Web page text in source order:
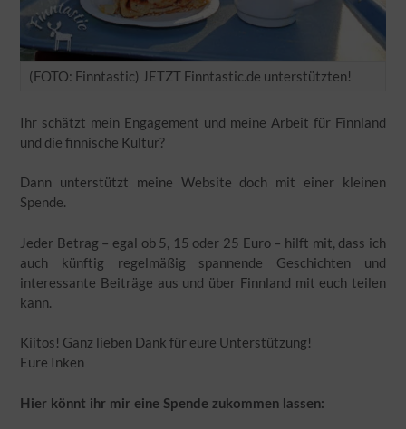
(FOTO: Finntastic) JETZT Finntastic.de unterstützten!
Ihr schätzt mein Engagement und meine Arbeit für Finnland
und die finnische Kultur?
Dann unterstützt meine Website doch mit einer kleinen
Spende.
Jeder Betrag – egal ob 5, 15 oder 25 Euro – hilft mit, dass ich
auch künftig regelmäßig spannende Geschichten und
interessante Beiträge aus und über Finnland mit euch teilen
kann.
Kiitos! Ganz lieben Dank für eure Unterstützung!
Eure Inken
Hier könnt ihr mir eine Spende zukommen lassen: